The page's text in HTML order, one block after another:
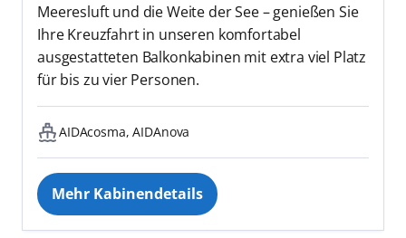
Meeresluft und die Weite der See – genießen Sie
Ihre Kreuzfahrt in unseren komfortabel
ausgestatteten Balkonkabinen mit extra viel Platz
für bis zu vier Personen.
AIDAcosma, AIDAnova
Mehr Kabinendetails